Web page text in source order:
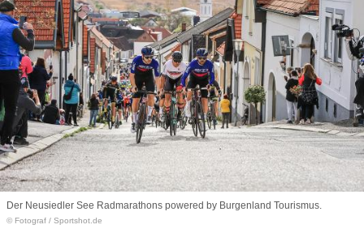
Der Neusiedler See Radmarathons powered by Burgenland Tourismus.
© Fotograf / Sportshot.de